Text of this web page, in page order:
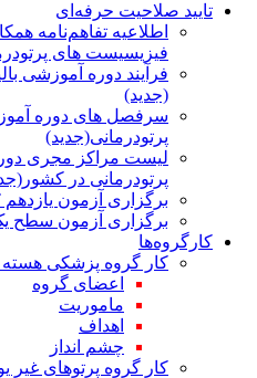
تایید صلاحیت حرفه‌ای
اطلاعیه تفاهم‌نامه
فیزیسیست های
فرآیند دوره آموزشی
(جدید)
سرفصل های دوره
پرتودرمانی(جدید)
لیست مراکز مجری
پرتودرمانی در
برگزاری آزمون یازدهم 3DCRT
برگزاری آزمون سطح یک
کارگروه‌ها
کار گروه پزشکی هسته
اعضای گروه
ماموریت
اهداف
چشم انداز
کار گروه پرتوهای غیر